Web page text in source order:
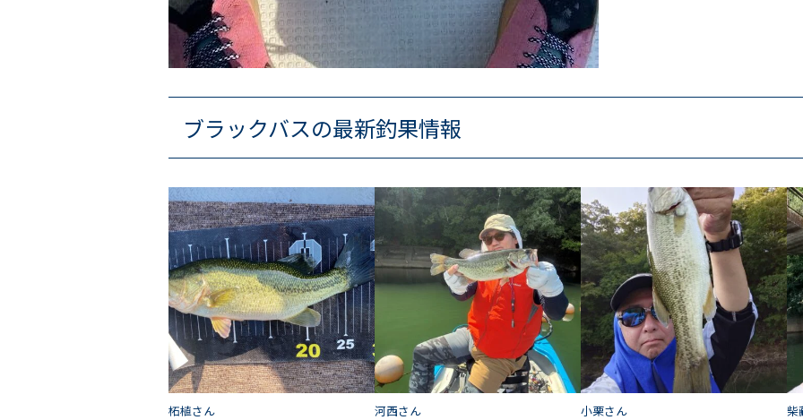
ブラックバスの最新釣果情報
柘植さん
河西さん
小栗さん
柴